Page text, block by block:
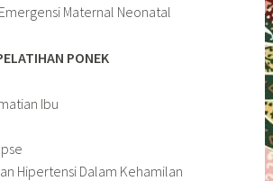
Maternal Neonatal
PONEK
Ibu
Hipertensi Dalam Kehamilan